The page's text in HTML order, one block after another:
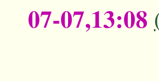
07-07,13:08